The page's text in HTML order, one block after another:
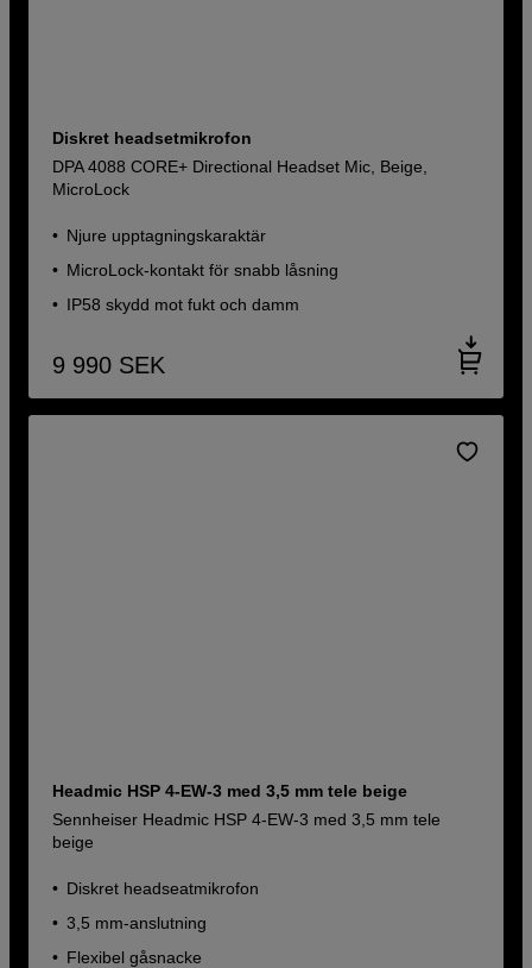
Diskret headsetmikrofon
DPA 4088 CORE+ Directional Headset Mic, Beige,
MicroLock
Njure upptagningskaraktär
MicroLock-kontakt för snabb låsning
IP58 skydd mot fukt och damm
9 990 SEK
Headmic HSP 4-EW-3 med 3,5 mm tele beige
Sennheiser Headmic HSP 4-EW-3 med 3,5 mm tele
beige
Diskret headseatmikrofon
3,5 mm-anslutning
Flexibel gåsnacke